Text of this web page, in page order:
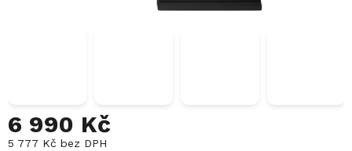
6 990 Kč
5 777 Kč bez DPH